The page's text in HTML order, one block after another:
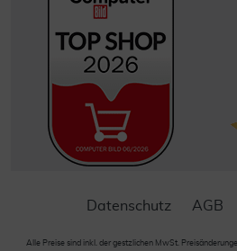
Datenschutz AGB
Alle Preise sind inkl. der gestzlichen MwSt.